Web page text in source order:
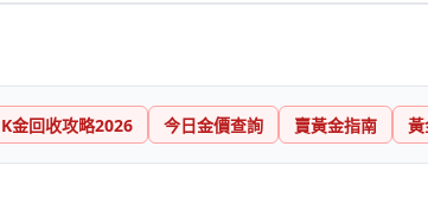
K金回收攻略2026 今日金價查詢 賣黃金指南